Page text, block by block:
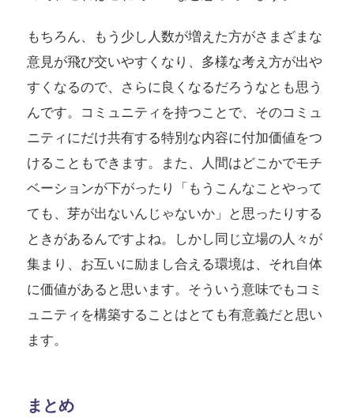
もちろん、もう少し人数が増えた方がさまざまな
意見が飛び交いやすくなり、多様な考え方が出や
すくなるので、さらに良くなるだろうなとも思う
んです。コミュニティを持つことで、そのコミュ
ニティにだけ共有する特別な内容に付加価値をつ
けることもできます。また、人間はどこかでモチ
ベーションが下がったり「もうこんなことやって
ても、芽が出ないんじゃないか」と思ったりする
ときがあるんですよね。しかし同じ立場の人々が
集まり、お互いに励まし合える環境は、それ自体
に価値があると思います。そういう意味でもコミ
ュニティを構築することはとても有意義だと思い
ます。
まとめ